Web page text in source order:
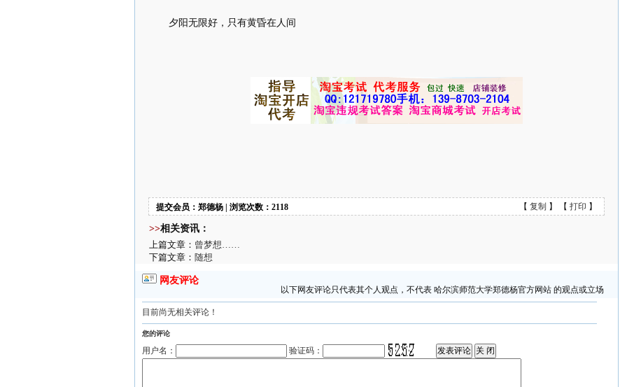
夕阳无限好，只有黄昏在人间
提交会员：郑德杨 | 浏览次数：2118 【 复制 】 【 打印 】
>>相关资讯：
上篇文章： 曾梦想……
下篇文章： 随想
网友评论
以下网友评论只代表其个人观点，不代表 哈尔滨师范大学郑德杨官方网站 的观点或立场
目前尚无相关评论！
您的评论
用户名： 验证码：